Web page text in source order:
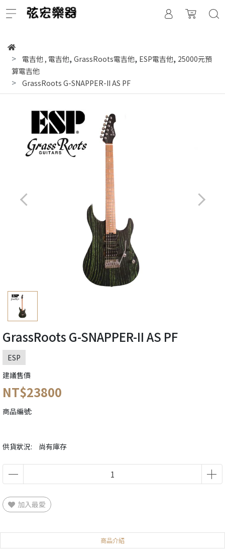
電吉他 , 電吉他, GrassRoots電吉他, ESP電吉他, 25000元預
算電吉他
GrassRoots G-SNAPPER-II AS PF
GrassRoots G-SNAPPER-II AS PF
ESP
建議售價
NT$23800
商品編號:
供貨狀況: 尚有庫存
加入最愛
商品介紹